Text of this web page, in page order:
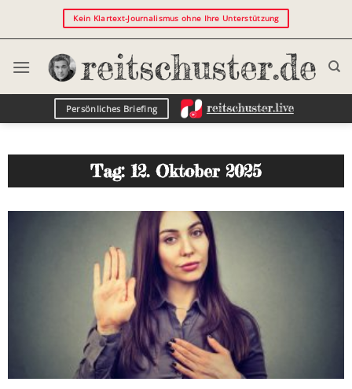
Kein Klartext-Journalismus ohne Ihre Unterstützung
Persönliches Briefing
Tag: 12. Oktober 2025